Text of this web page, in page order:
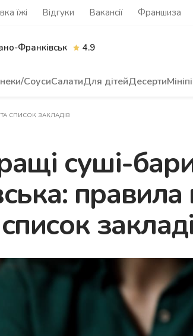
їжі Відгуки Вакансії Франшиза
Франківськ 4.9
СоусиСалатиДля дітейДесерти
СПИСОК ЗАКЛАДІВ
суші-
правила
список